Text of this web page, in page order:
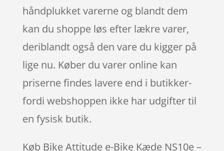
håndplukket varerne og blandt dem
kan du shoppe løs efter lækre varer,
deriblandt også den vare du kigger på
lige nu. Køber du varer online kan
priserne findes lavere end i butikker-
fordi webshoppen ikke har udgifter til
en fysisk butik.
Køb Bike Attitude e-Bike Kæde NS10e –